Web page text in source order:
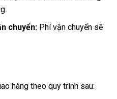
chuyển:Phí vận chuyển sẽ
hàng theo quy trình sau: